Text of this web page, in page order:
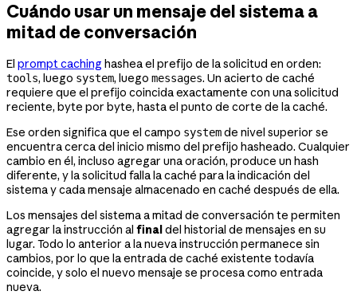
Cuándo usar un mensaje del sistema a
mitad de conversación
El prompt caching hashea el prefijo de la solicitud en orden:
tools, luego system, luego messages. Un acierto de caché
requiere que el prefijo coincida exactamente con una solicitud
reciente, byte por byte, hasta el punto de corte de la caché.
Ese orden significa que el campo systemde nivel superior se
encuentra cerca del inicio mismo del prefijo hasheado. Cualquier
cambio en él, incluso agregar una oración, produce un hash
diferente, y la solicitud falla la caché para la indicación del
sistema y cada mensaje almacenado en caché después de ella.
Los mensajes del sistema a mitad de conversación te permiten
agregar la instrucción al finaldel historial de mensajes en su
lugar. Todo lo anterior a la nueva instrucción permanece sin
cambios, por lo que la entrada de caché existente todavía
coincide, y solo el nuevo mensaje se procesa como entrada
nueva.